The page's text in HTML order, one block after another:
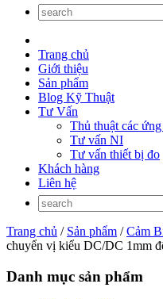
Trang chủ
Giới thiệu
Sản phẩm
Blog Kỹ Thuật
Tư Vấn
Thủ thuật các
Tư vấn NI
Tư vấn thiết bị đo
Khách hàng
Liên hệ
Trang chủ / Sản phẩm /Cảm
chuyển vị kiểu DC/DC 1mm
Danh mục sản phẩm